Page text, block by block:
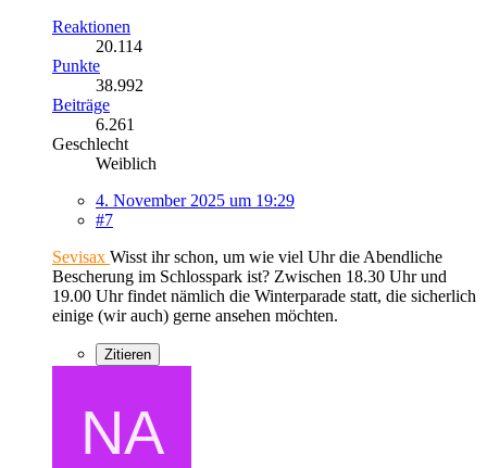
Reaktionen
20.114
Punkte
38.992
Beiträge
6.261
Geschlecht
Weiblich
4. November 2025 um 19:29
#7
Sevisax Wisst ihr schon, um wie viel Uhr die Abendliche
Bescherung im Schlosspark ist? Zwischen 18.30 Uhr und
19.00 Uhr findet nämlich die Winterparade statt, die sicherlich
einige (wir auch) gerne ansehen möchten.
Zitieren